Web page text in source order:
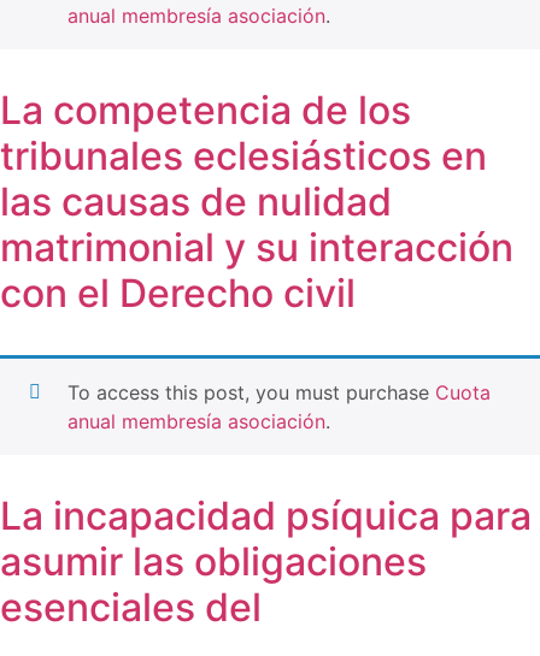
anual membresía asociación.
La competencia de los
tribunales eclesiásticos en
las causas de nulidad
matrimonial y su interacción
con el Derecho civil
To access this post, you must purchase Cuota
anual membresía asociación.
La incapacidad psíquica para
asumir las obligaciones
esenciales del